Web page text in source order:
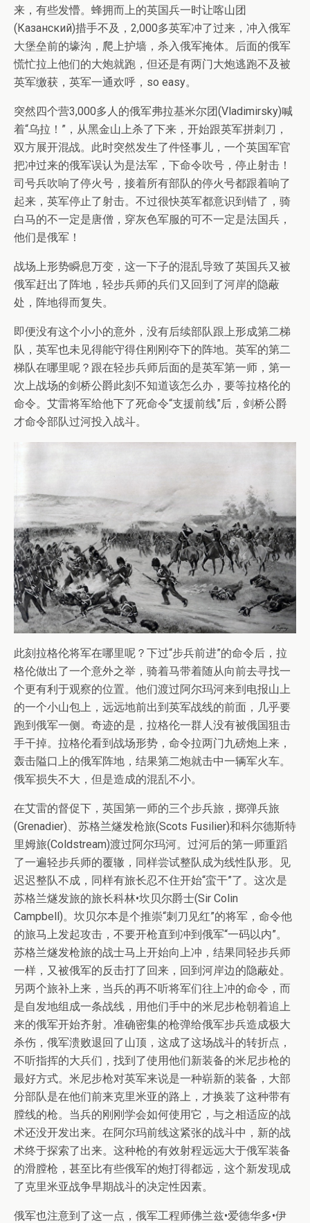
来，有些发懵。蜂拥而上的英国兵一时让喀山团
(Казанский)措手不及，2,000多英军冲了过来，冲入俄军
大堡垒前的壕沟，爬上护墙，杀入俄军掩体。后面的俄军
慌忙拉上他们的大炮就跑，但还是有两门大炮逃跑不及被
英军缴获，英军一通欢呼，so easy。
突然四个营3,000多人的俄军弗拉基米尔团(Vladimirsky)喊
着“乌拉！”，从黑金山上杀了下来，开始跟英军拼刺刀，
双方展开混战。此时突然发生了件怪事儿，一个英国军官
把冲过来的俄军误认为是法军，下命令吹号，停止射击！
司号兵吹响了停火号，接着所有部队的停火号都跟着响了
起来，英军停止了射击。不过很快英军都意识到错了，骑
白马的不一定是唐僧，穿灰色军服的可不一定是法国兵，
他们是俄军！
战场上形势瞬息万变，这一下子的混乱导致了英国兵又被
俄军赶出了阵地，轻步兵师的兵们又回到了河岸的隐蔽
处，阵地得而复失。
即便没有这个小小的意外，没有后续部队跟上形成第二梯
队，英军也未见得能守得住刚刚夺下的阵地。英军的第二
梯队在哪里呢？跟在轻步兵师后面的是英军第一师，第一
次上战场的剑桥公爵此刻不知道该怎么办，要等拉格伦的
命令。艾雷将军给他下了死命令“支援前线”后，剑桥公爵
才命令部队过河投入战斗。
此刻拉格伦将军在哪里呢？下过“步兵前进”的命令后，拉
格伦做出了一个意外之举，骑着马带着随从向前去寻找一
个更有利于观察的位置。他们渡过阿尔玛河来到电报山上
的一个小山包上，远远地前出到英军战线的前面，几乎要
跑到俄军一侧。奇迹的是，拉格伦一群人没有被俄国狙击
手干掉。拉格伦看到战场形势，命令拉两门九磅炮上来，
轰击隘口上的俄军阵地，结果第二炮就击中一辆军火车。
俄军损失不大，但是造成的混乱不小。
在艾雷的督促下，英国第一师的三个步兵旅，掷弹兵旅
(Grenadier)、苏格兰燧发枪旅(Scots Fusilier)和科尔德斯特
里姆旅(Coldstream)渡过阿尔玛河。过河后的第一师重蹈
了一遍轻步兵师的覆辙，同样尝试整队成为线性队形。见
迟迟整队不成，同样有旅长忍不住开始“蛮干”了。这次是
苏格兰燧发旅的旅长科林•坎贝尔爵士(Sir Colin
Campbell)。坎贝尔本是个推崇“刺刀见红”的将军，命令他
的旅马上发起攻击，不要开枪直到冲到俄军“一码以内”。
苏格兰燧发枪旅的战士马上开始向上冲，结果同轻步兵师
一样，又被俄军的反击打了回来，回到河岸边的隐蔽处。
另两个旅补上来，当兵的再不听将军们往上冲的命令，而
是自发地组成一条战线，用他们手中的米尼步枪朝着追上
来的俄军开始齐射。准确密集的枪弹给俄军步兵造成极大
杀伤，俄军溃败退回了山顶，这成了这场战斗的转折点，
不听指挥的大兵们，找到了使用他们新装备的米尼步枪的
最好方式。米尼步枪对英军来说是一种崭新的装备，大部
分部队是在他们前来克里米亚的路上，才换装了这种带有
膛线的枪。当兵的刚刚学会如何使用它，与之相适应的战
术还没开发出来。在阿尔玛前线这紧张的战斗中，新的战
术终于探索了出来。这种枪的有效射程远远大于俄军装备
的滑膛枪，甚至比有些俄军的炮打得都远，这个新发现成
了克里米亚战争早期战斗的决定性因素。
俄军也注意到了这一点，俄军工程师佛兰兹•爱德华多•伊